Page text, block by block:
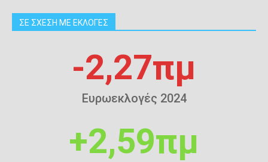
ΣΕ ΣΧΕΣΗ ΜΕ ΕΚΛΟΓΕΣ
-2,27πμ
Ευρωεκλογές 2024
+2,59πμ